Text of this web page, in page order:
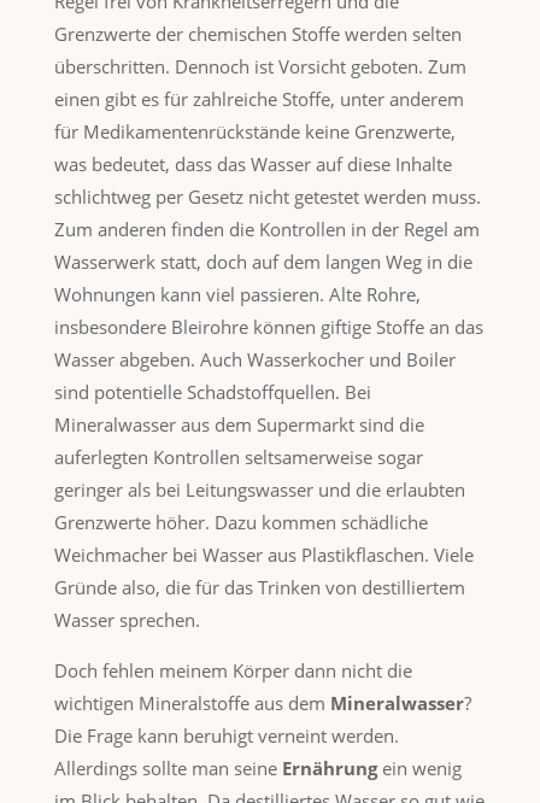
Grenzwerte der chemischen Stoffe werden selten
überschritten. Dennoch ist Vorsicht geboten. Zum
einen gibt es für zahlreiche Stoffe, unter anderem
für Medikamentenrückstände keine Grenzwerte,
was bedeutet, dass das Wasser auf diese Inhalte
schlichtweg per Gesetz nicht getestet werden muss.
Zum anderen finden die Kontrollen in der Regel am
Wasserwerk statt, doch auf dem langen Weg in die
Wohnungen kann viel passieren. Alte Rohre,
insbesondere Bleirohre können giftige Stoffe an das
Wasser abgeben. Auch Wasserkocher und Boiler
sind potentielle Schadstoffquellen. Bei
Mineralwasser aus dem Supermarkt sind die
auferlegten Kontrollen seltsamerweise sogar
geringer als bei Leitungswasser und die erlaubten
Grenzwerte höher. Dazu kommen schädliche
Weichmacher bei Wasser aus Plastikflaschen. Viele
Gründe also, die für das Trinken von destilliertem
Wasser sprechen.
Doch fehlen meinem Körper dann nicht die
wichtigen Mineralstoffe aus dem Mineralwasser?
Die Frage kann beruhigt verneint werden.
Allerdings sollte man seineErnährungein wenig